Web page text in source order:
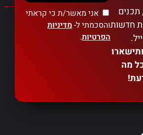
תכנים
חדשות
מה
אני מאשר/ת כי קראתי
והסכמתי ל-מדיניות
הפרטיות.